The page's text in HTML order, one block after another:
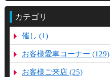
カテゴリ
催し (1)
お客様愛車コーナー (129)
お客様ご来店 (25)